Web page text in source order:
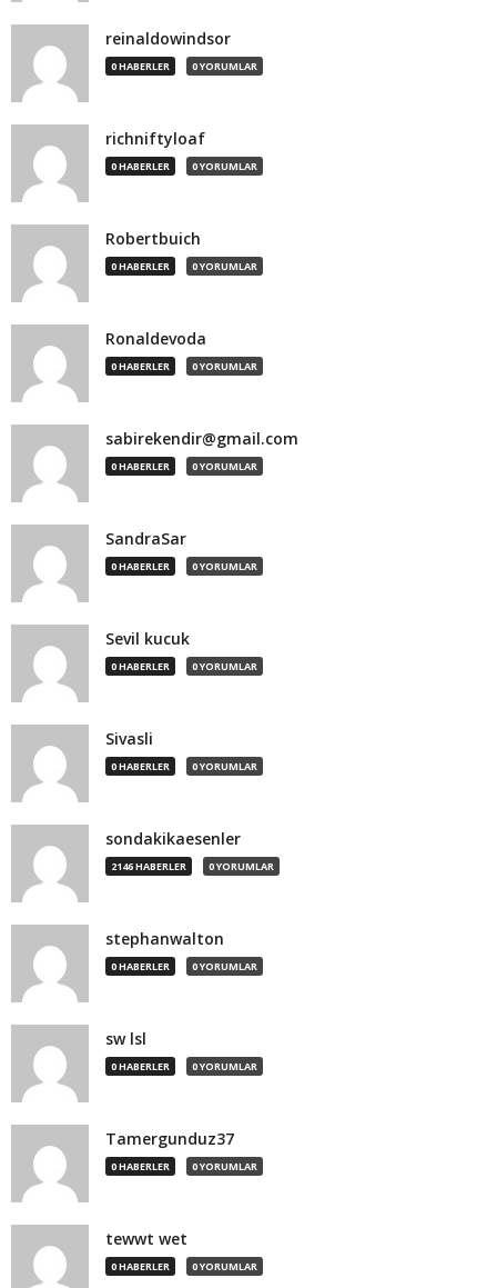
reinaldowindsor
0 HABERLER 0 YORUMLAR
richniftyloaf
0 HABERLER 0 YORUMLAR
Robertbuich
0 HABERLER 0 YORUMLAR
Ronaldevoda
0 HABERLER 0 YORUMLAR
sabirekendir@gmail.com
0 HABERLER 0 YORUMLAR
SandraSar
0 HABERLER 0 YORUMLAR
Sevil kucuk
0 HABERLER 0 YORUMLAR
Sivasli
0 HABERLER 0 YORUMLAR
sondakikaesenler
2146 HABERLER 0 YORUMLAR
stephanwalton
0 HABERLER 0 YORUMLAR
sw lsl
0 HABERLER 0 YORUMLAR
Tamergunduz37
0 HABERLER 0 YORUMLAR
tewwt wet
0 HABERLER 0 YORUMLAR